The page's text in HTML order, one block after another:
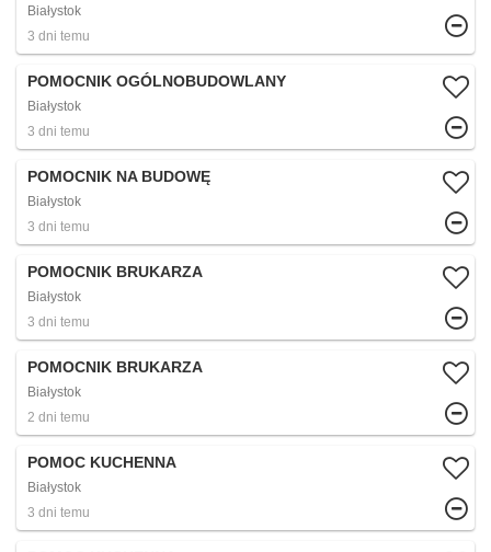
Białystok
3 dni temu
POMOCNIK OGÓLNOBUDOWLANY
Białystok
3 dni temu
POMOCNIK NA BUDOWĘ
Białystok
3 dni temu
POMOCNIK BRUKARZA
Białystok
3 dni temu
POMOCNIK BRUKARZA
Białystok
2 dni temu
POMOC KUCHENNA
Białystok
3 dni temu